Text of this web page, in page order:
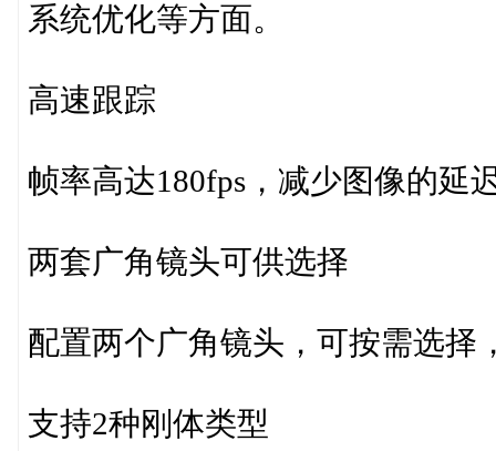
系统优化等方面。
高速跟踪
帧率高达180fps，减少图像的延
两套广角镜头可供选择
配置两个广角镜头，可按需选择
支持2种刚体类型